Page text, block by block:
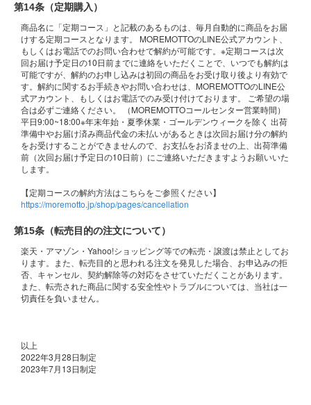
第14条（定期購入）
商品名に「定期コース」と記載のあるものは、毎月自動的に商品をお届
けする定期コースとなります。 MOREMOTTOのLINE公式アカウント、
もしくはお電話でのお問い合わせで解約が可能です。※定期コースは次
回お届け予定日の10日前までに連絡をいただくことで、いつでも解約は
可能ですが、解約のお申し込みは初回の商品をお受け取り後より有効で
す。解約に関するお手続きやお問い合わせは、MOREMOTTOのLINE公
式アカウント、もしくはお電話でのみ受け付けております。 ご希望の場
合は必ずご連絡ください。 （MOREMOTTOコールセンター営業時間）
平日9:00~18:00※年末年始・夏季休業・ゴールデンウィークを除く 出荷
準備中やお届け済み商品代金の未払いがあるときは次回お届け分の解約
をお受けすることができませんので、お支払をお済ませの上、出荷準備
前（次回お届け予定日の10日前）にご連絡いただきますようお願いいた
します。
https://moremotto.jp/shop/pages/cancellation
第15条（転売目的の注文について）
楽天・アマゾン・Yahoo!ショッピング等での転売・譲渡は禁止としてお
ります。また、転売目的と思われる注文を発見した場合、お申込みの拒
否、キャンセル、契約解除等の対応をさせていただくことがあります。
また、転売された商品に関する安全性やトラブルについては、当社は一
切責任を負いません。
以上
2022年3月28日制定
2023年7月13日制定